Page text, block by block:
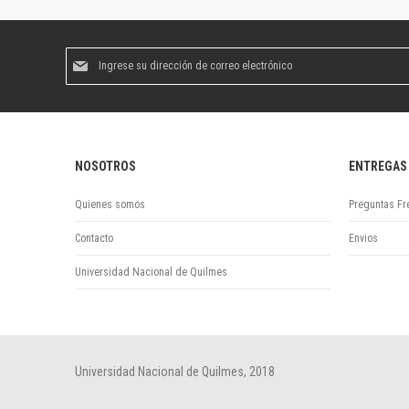
boletín
NOSOTROS
Quienes somos
Contacto
Universidad Nacional de Quilmes
ENTREGAS
Preguntas
Envios
Universidad Nacional de Quilmes, 2018